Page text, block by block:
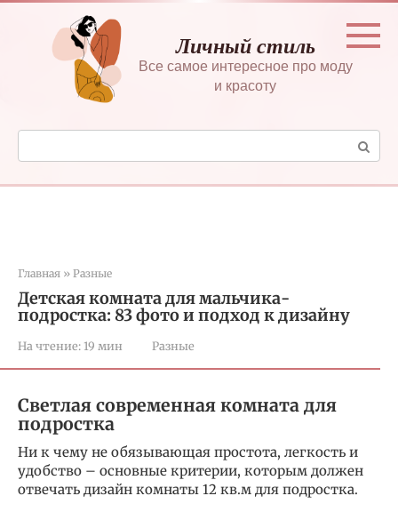
Перейти
контенту
Личный стиль
Все самое интересное про моду
и красоту
Поиск:
Главная » Разные
Детская комната для мальчика-
подростка: 83 фото и подход к дизайну
На чтение: 19 мин Разные
Светлая современная комната для
подростка
Ни к чему не обязывающая простота, легкость и
удобство – основные критерии, которым должен
отвечать дизайн комнаты 12 кв.м для подростка.